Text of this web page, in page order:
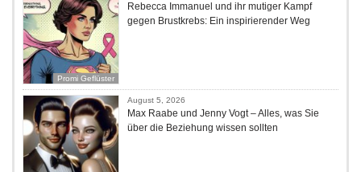
Promi Geflüster
Rebecca Immanuel und ihr mutiger Kampf
gegen Brustkrebs: Ein inspirierender Weg
August 5, 2026
Max Raabe und Jenny Vogt – Alles, was Sie
über die Beziehung wissen sollten